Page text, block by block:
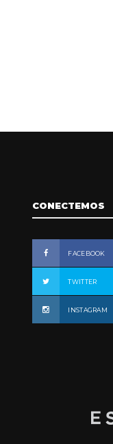
CONECTEMOS
FACEBOOK
TWITTER
INSTAGRAM